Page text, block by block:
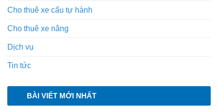
Cho thuê xe cẩu tự hành
Cho thuê xe nâng
Dịch vụ
Tin tức
BÀI VIẾT MỚI NHẤT